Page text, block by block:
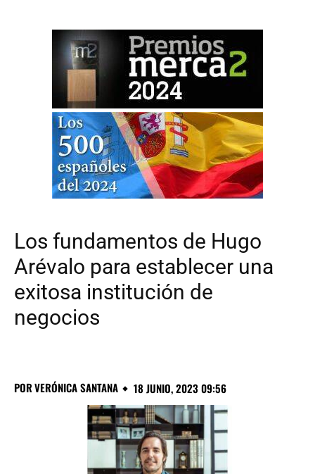
Los fundamentos de Hugo
Arévalo para establecer una
exitosa institución de
negocios
PORVERÓNICA SANTANA 18 JUNIO, 2023 09:56